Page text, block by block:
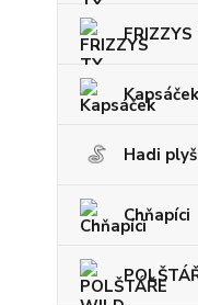
FRIZZYS
Kapsáček
Hadi plyš
Chňapíci